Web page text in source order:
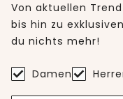
Von aktuellen
bis hin zu
du nichts mehr!
Damen